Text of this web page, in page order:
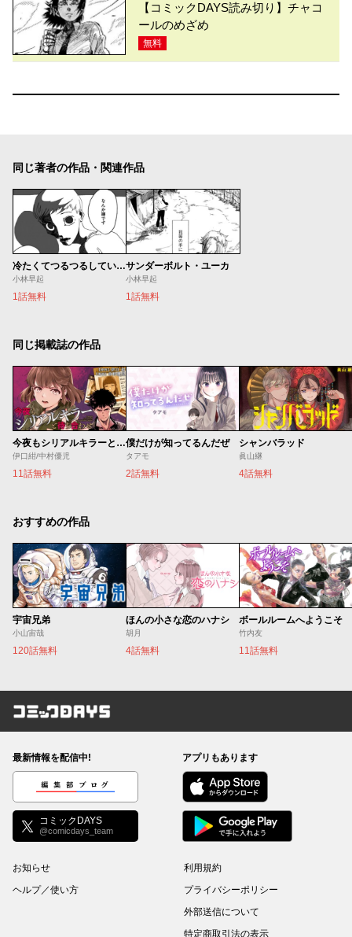
【コミックDAYS読み切り】チャコ
ールのめざめ
無料
同じ著者の作品・関連作品
冷たくてつるつるしているもの
小林早起
1話無料
サンダーボルト・ユーカ
小林早起
1話無料
同じ掲載誌の作品
今夜もシリアルキラーと待ち合わせ
伊口紺/中村優児
11話無料
僕だけが知ってるんだぜ
タアモ
2話無料
シャンバラッド
眞山継
4話無料
おすすめの作品
宇宙兄弟
小山宙哉
120話無料
ほんの小さな恋のハナシ
胡月
4話無料
ボールルームへようこそ
竹内友
11話無料
コミックDAYS
最新情報を配信中!
編集部ブログ
コミックDAYS
@comicdays_team
アプリもあります
お知らせ
ヘルプ／使い方
利用規約
プライバシーポリシー
外部送信について
特定商取引法の表示